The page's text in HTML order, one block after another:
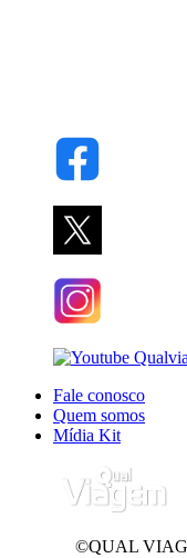
Fale conosco
Quem somos
Mídia Kit
©QUAL